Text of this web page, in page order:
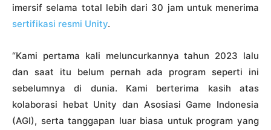
imersif selama total lebih dari 30 jam untuk menerima
sertifikasi resmi Unity.
“Kami pertama kali meluncurkannya tahun 2023 lalu
dan saat itu belum pernah ada program seperti ini
sebelumnya di dunia. Kami berterima kasih atas
kolaborasi hebat Unity dan Asosiasi Game Indonesia
(AGI), serta tanggapan luar biasa untuk program yang